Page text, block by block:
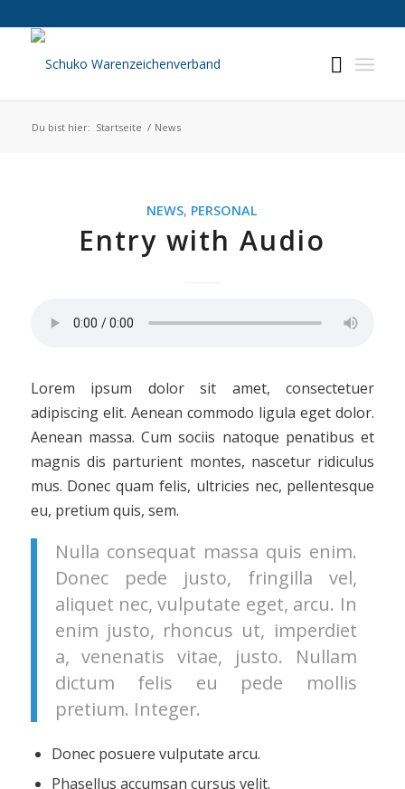
Du bist hier: Startseite / News
NEWS, PERSONAL
Entry with Audio
Lorem ipsum dolor sit amet, consectetuer
adipiscing elit. Aenean commodo ligula eget dolor.
Aenean massa. Cum sociis natoque penatibus et
magnis dis parturient montes, nascetur ridiculus
mus. Donec quam felis, ultricies nec, pellentesque
eu, pretium quis, sem.
Nulla consequat massa quis enim.
Donec pede justo, fringilla vel,
aliquet nec, vulputate eget, arcu. In
enim justo, rhoncus ut, imperdiet
a, venenatis vitae, justo. Nullam
dictum felis eu pede mollis
pretium. Integer.
Donec posuere vulputate arcu.
Phasellus accumsan cursus velit.